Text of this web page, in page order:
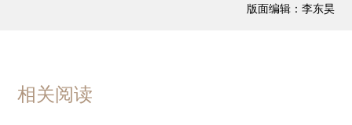
版面编辑：李东昊
相关阅读